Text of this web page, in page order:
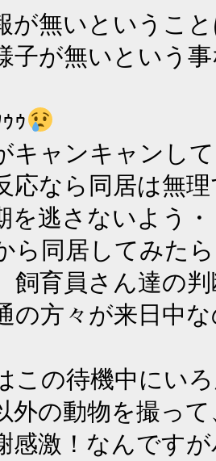
が無いというこ
子が無いという
ｩ
キャンキャンし
応なら同居は無
を逃さないよう
ら同居してみた
飼育員さん達の
の方々が来日中
この待機中にい
外の動物を撮っ
感激！なんです